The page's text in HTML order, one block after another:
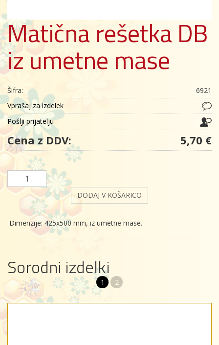
Matična rešetka DB
iz umetne mase
Šifra:
6921
Vprašaj za izdelek
Pošlji prijatelju
Cena z DDV: 5,70 €
DODAJ V KOŠARICO
Dimenzije: 425x500 mm, iz umetne mase.
Sorodni izdelki
1 2